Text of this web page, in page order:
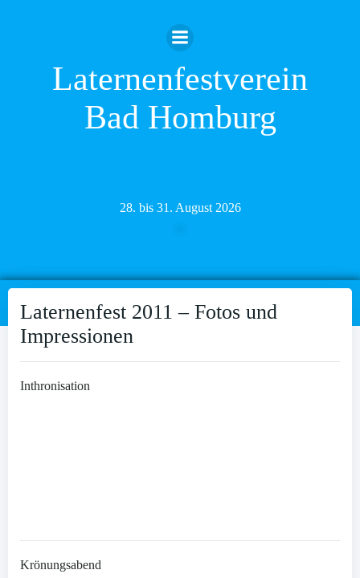
Inhalt
springen
Laternenfestverein
Bad Homburg
28. bis 31. August 2026
Laternenfest 2011 – Fotos und
Impressionen
Inthronisation
Krönungsabend